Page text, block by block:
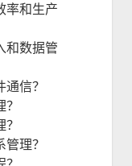
率和生产
和数据管
信？
理？